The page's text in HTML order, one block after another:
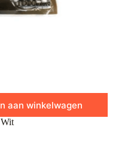
aan winkelwagen